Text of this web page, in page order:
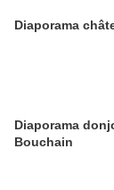
Diaporama
Diaporama
Bouchain